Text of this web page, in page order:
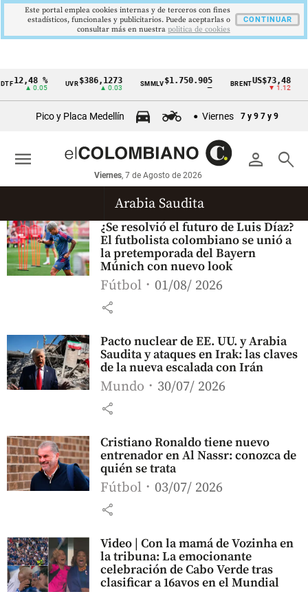
Cintillo
económicos
Colombia
12,48 %
▲ 0.05
UVR$386,1273
▲ 0.03
SMMLV $1.750.905 BRENTUS$73,48
▼ 1.12
Pico y Placa Medellín Viernes 7 y 9 7 y 9
person search
Viernes, 7 de Agosto de 2026
menu
Arabia Saudita
¿Se resolvió el futuro de Luis Díaz?
El futbolista colombiano se unió a
la pretemporada del Bayern
Múnich con nuevo look
Fútbol 01/08/ 2026
share
Pacto nuclear de EE. UU. y Arabia
Saudita y ataques en Irak: las claves
de la nueva escalada con Irán
Mundo 30/07/ 2026
share
Cristiano Ronaldo tiene nuevo
entrenador en Al Nassr: conozca de
quién se trata
Fútbol 03/07/ 2026
share
Video | Con la mamá de Vozinha en
la tribuna: La emocionante
celebración de Cabo Verde tras
clasificar a 16avos en el Mundial
Este portal emplea cookies internas y de terceros con fines
estadísticos, funcionales y publicitarios. Puede aceptarlas o
consultar más en nuestra politica de cookies
CONTINUAR